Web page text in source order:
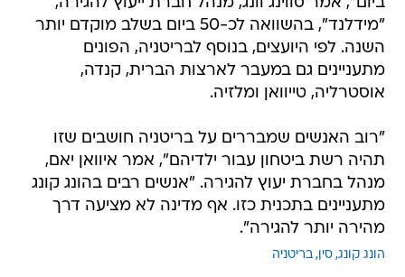
"מידלנד", בהשוואה לכ-50 ביום בשלב מוקדם יותר
השנה. לפי היועצים, בנוסף לבריטניה, הפונים
מתעניינים גם במעבר לארצות הברית, קנדה,
אוסטרליה, טייוואן ומלזיה.
"רוב האנשים שמבררים על בריטניה חושבים שזו
תהיה רשת ביטחון עבור ילדיהם", אמר איוואן יאם,
מנהל בחברת יעוץ להגירה. "אנשים רבים בהונג קונג
מתעניינים בתכנית כזו. אף מדינה לא מציעה דרך
מהירה יותר להגירה".
הונג קונג סין בריטניה